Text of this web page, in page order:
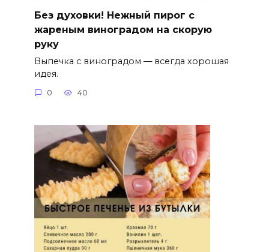
Без духовки! Нежный пирог с
жареным виноградом на скорую
руку
Выпечка с виноградом — всегда хорошая
идея.
0 40